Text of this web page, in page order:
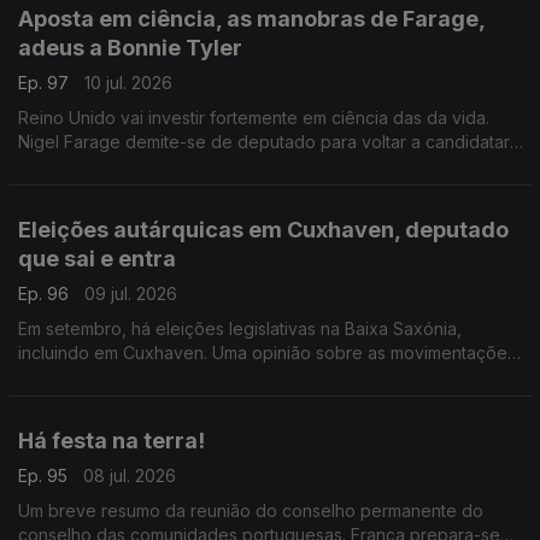
Aposta em ciência, as manobras de Farage,
adeus a Bonnie Tyler
Ep. 97
10 jul. 2026
Reino Unido vai investir fortemente em ciência das da vida.
Nigel Farage demite-se de deputado para voltar a candidatar-
Eleições autárquicas em Cuxhaven, deputado
que sai e entra
Ep. 96
09 jul. 2026
Em setembro, há eleições legislativas na Baixa Saxónia,
incluindo em Cuxhaven. Uma opinião sobre as movimentações
Há festa na terra!
Ep. 95
08 jul. 2026
Um breve resumo da reunião do conselho permanente do
conselho das comunidades portuguesas. França prepara-se